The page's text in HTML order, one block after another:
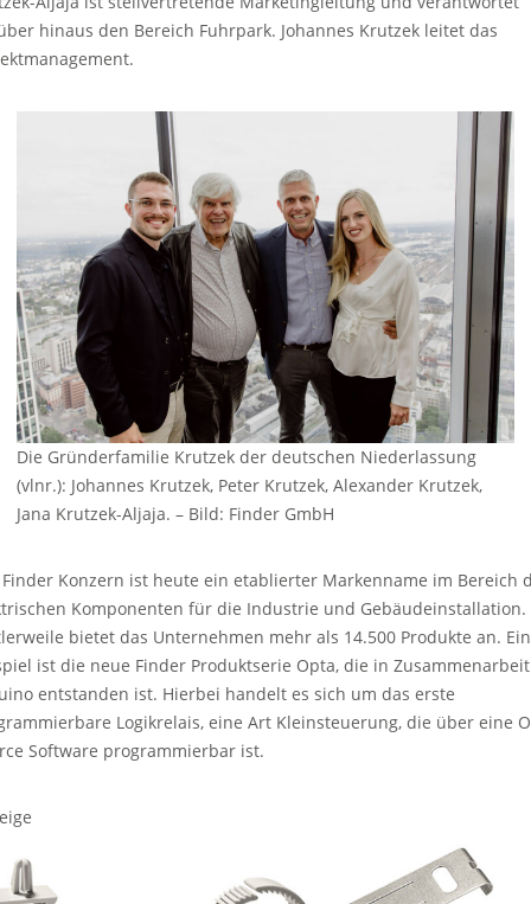
hinaus den Bereich Fuhrpark. Johannes Krutzek leitet das
Die Gründerfamilie Krutzek der deutschen Niederlassung
(vlnr.): Johannes Krutzek, Peter Krutzek, Alexander Krutzek,
Jana Krutzek-Aljaja. – Bild: Finder GmbH
Konzern ist heute ein etablierter Markenname im Bereich
Komponenten für die Industrie und Gebäudeinstallation.
bietet das Unternehmen mehr als 14.500 Produkte an. Ein
ist die neue Finder Produktserie Opta, die in
entstanden ist. Hierbei handelt es sich um das erste
Logikrelais, eine Art Kleinsteuerung, die über eine
Software programmierbar ist.